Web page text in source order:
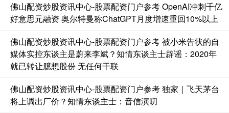
佛山配资炒股资讯中心-股票配资门户参考 OpenAI冲刺千亿
好意思元融资 奥尔特曼称ChatGPT月度增速重回10%以上
佛山配资炒股资讯中心-股票配资门户参考 被小米告状的自
媒体实控东谈主是蔚来李斌？知情东谈主士辟谣：2020年
就已转让臆想股份 无任何干联
佛山配资炒股资讯中心-股票配资门户参考 独家｜飞天茅台
将上调出厂价？知情东谈主士：音信演叨